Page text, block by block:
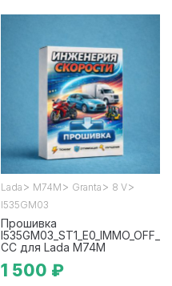
Lada > М74М > Granta > 8 V>
I535GM03
Прошивка
I535GM03_ST1_E0_IMMO_OFF_
CC для Lada М74М
1 500 ₽